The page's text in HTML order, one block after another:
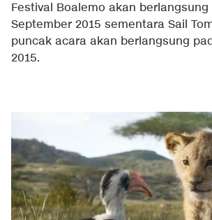
Festival Boalemo akan berlangsung
September 2015 sementara Sail
puncak acara akan berlangsung
2015.